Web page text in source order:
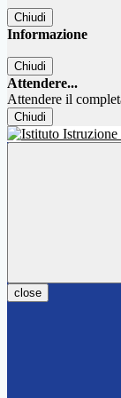
Chiudi
Informazione
Chiudi
Attendere...
Attendere il
Chiudi
close